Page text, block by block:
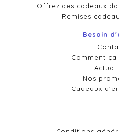
Offrez des cadeaux
Remises
Besoin
Comment ça
Nos
Cadeaux